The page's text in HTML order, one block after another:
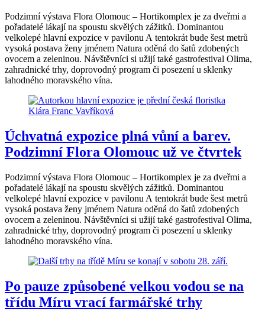
Podzimní výstava Flora Olomouc – Hortikomplex je za dveřmi a
pořadatelé lákají na spoustu skvělých zážitků. Dominantou
velkolepé hlavní expozice v pavilonu A tentokrát bude šest metrů
vysoká postava ženy jménem Natura oděná do šatů zdobených
ovocem a zeleninou. Návštěvníci si užijí také gastrofestival Olima,
zahradnické trhy, doprovodný program či posezení u sklenky
lahodného moravského vína.
Úchvatná expozice plná vůní a barev.
Podzimní Flora Olomouc už ve čtvrtek
Podzimní výstava Flora Olomouc – Hortikomplex je za dveřmi a
pořadatelé lákají na spoustu skvělých zážitků. Dominantou
velkolepé hlavní expozice v pavilonu A tentokrát bude šest metrů
vysoká postava ženy jménem Natura oděná do šatů zdobených
ovocem a zeleninou. Návštěvníci si užijí také gastrofestival Olima,
zahradnické trhy, doprovodný program či posezení u sklenky
lahodného moravského vína.
Po pauze způsobené velkou vodou se na
třídu Míru vrací farmářské trhy